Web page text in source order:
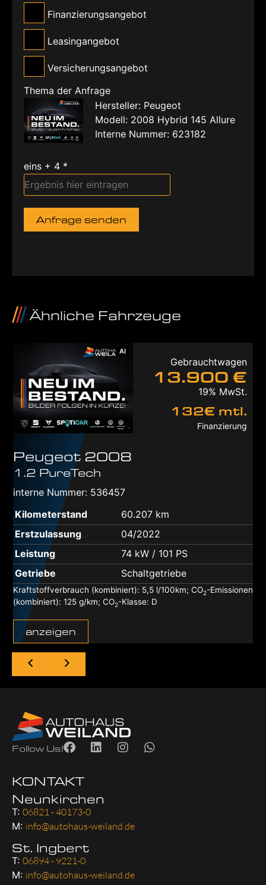
Finanzierungsangebot
Leasingangebot
Versicherungsangebot
Thema der Anfrage
Hersteller: Peugeot
Modell: 2008 Hybrid 145 Allure
Interne Nummer: 623182
eins + 4 *
Anfrage senden
Ähnliche Fahrzeuge
AI
Gebrauchtwagen
13.900 €
19% MwSt.
132€ mtl.
Finanzierung
Peugeot 2008
1.2 PureTech
interne Nummer: 536457
Kilometerstand
60.207 km
Erstzulassung
04/2022
Leistung
74 kW / 101 PS
Getriebe
Schaltgetriebe
Kraftstoffverbrauch (kombiniert): 5,5 l/100km; CO2-Emissionen
(kombiniert): 125 g/km; CO2-Klasse: D
anzeigen
Follow Us!
KONTAKT
Neunkirchen
T: 06821 - 40173-0
M: info@autohaus-weiland.de
St. Ingbert
T: 06894 - 9221-0
M: info@autohaus-weiland.de